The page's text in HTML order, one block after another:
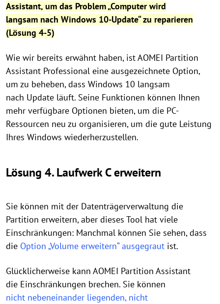
Assistant, um das Problem „Computer wird
langsam nach Windows 10-Update“ zu reparieren
(Lösung 4-5)
Wie wir bereits erwähnt haben, ist AOMEI Partition
Assistant Professional eine ausgezeichnete Option,
um zu beheben, dass Windows 10 langsam
nach Update läuft. Seine Funktionen können Ihnen
mehr verfügbare Optionen bieten, um die PC-
Ressourcen neu zu organisieren, um die gute Leistung
Ihres Windows wiederherzustellen.
Lösung 4. Laufwerk C erweitern
Sie können mit der Datenträgerverwaltung die
Partition erweitern, aber dieses Tool hat viele
Einschränkungen: Manchmal können Sie sehen, dass
die Option „Volume erweitern“ ausgegraut ist.
Glücklicherweise kann AOMEI Partition Assistant
die Einschränkungen brechen. Sie können
nicht nebeneinander liegenden, nicht